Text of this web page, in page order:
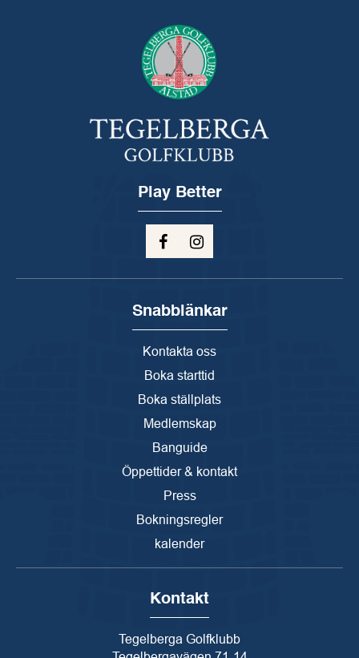
Snabblänkar
Kontakta oss
Boka starttid
Boka ställplats
Medlemskap
Banguide
Öppettider & kontakt
Press
Bokningsregler
kalender
Play Better
Kontakt
Tegelberga Golfklubb